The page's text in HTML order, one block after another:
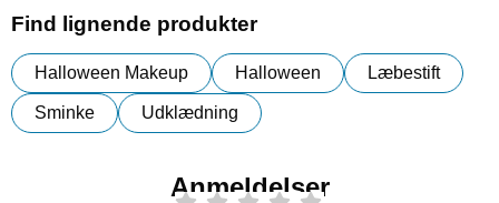
Find lignende produkter
Halloween Makeup Halloween Læbestift
Sminke Udklædning
Anmeldelser